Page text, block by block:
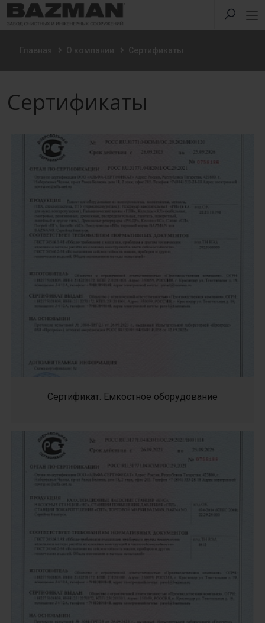
Главная О компании Сертификаты
Сертификаты
Сертификат. Емкостное оборудование